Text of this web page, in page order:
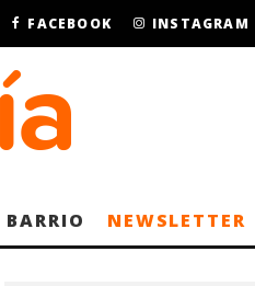
FACEBOOK INSTAGRAM
NEWSLETTER